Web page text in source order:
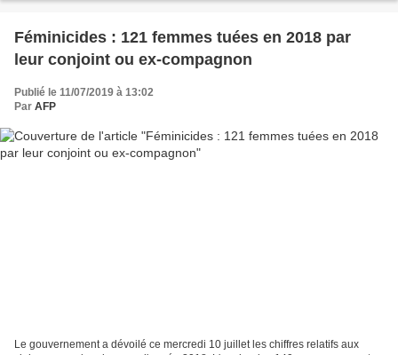
Féminicides : 121 femmes tuées en 2018 par
leur conjoint ou ex-compagnon
Publié le 11/07/2019 à 13:02
Par AFP
Le gouvernement a dévoilé ce mercredi 10 juillet les chiffres relatifs aux